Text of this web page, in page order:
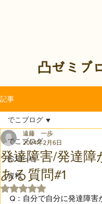
凸ゼミブ
記事
でこブログ
お知らせ
資料
でこブログ
発達障害/発達障
ある質問#1
遠藤 一歩
2024年2月6日
5つ星のうちNaNと評価
Q：自分で自分に発達障害